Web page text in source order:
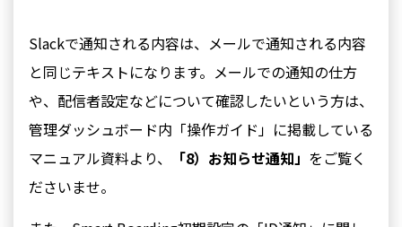
Slackで通知される内容は、メールで通知される内容
と同じテキストになります。メールでの通知の仕方
や、配信者設定などについて確認したいという方は、
管理ダッシュボード内「操作ガイド」に掲載している
マニュアル資料より、
「8）お知らせ通知」 をご覧く
ださいませ。